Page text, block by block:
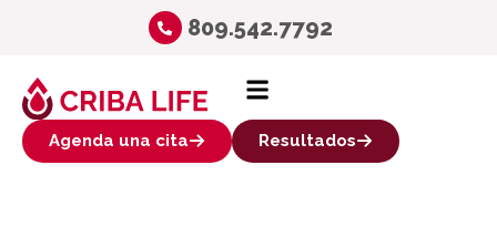
809.542.7792
Agenda una cita Resultados